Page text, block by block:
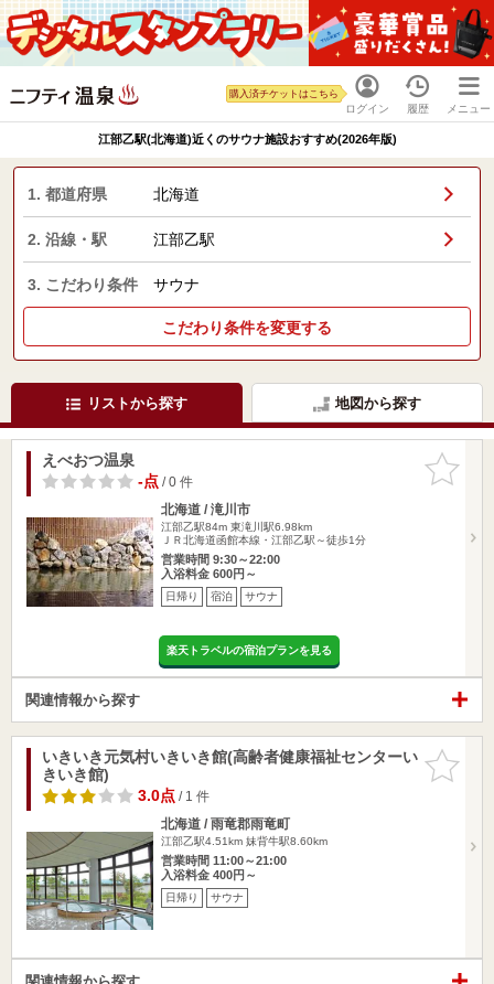
ログイン
購入済チケットはこちら
履歴 メニュー
江部乙駅(北海道)近くのサウナ施設おすすめ(2026年版)
1. 都道府県 北海道
2. 沿線・駅 江部乙駅
3. こだわり条件 サウナ
こだわり条件を変更する
リストから探す 地図から探す
お気に入
りに追加
えべおつ温泉
-点/ 0 件
北海道 / 滝川市
江部乙駅84m 東滝川駅6.98km
ＪＲ北海道函館本線・江部乙駅～徒歩1分
営業時間 9:30～22:00
入浴料金 600円～
日帰り 宿泊 サウナ
楽天トラベルの宿泊プランを見る
関連情報から探す
お気に入
りに追加
いきいき元気村いきいき館(高齢者健康福祉センターい
きいき館)
3.0点/ 1 件
北海道 / 雨竜郡雨竜町
江部乙駅4.51km 妹背牛駅8.60km
営業時間 11:00～21:00
入浴料金 400円～
日帰り サウナ